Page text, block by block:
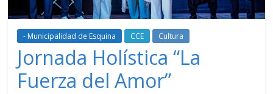
- Municipalidad de Esquina CCE Cultura
Jornada Holística “La
Fuerza del Amor”